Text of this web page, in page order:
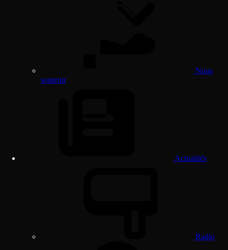
Nous
soutenir
Actualités
Radio